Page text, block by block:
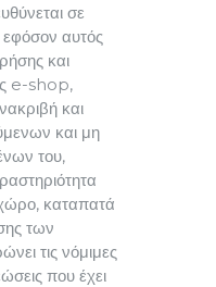
σε
αυτός
και
e-shop,
και
και μη
του,
καταπατά
των
τις νόμιμες
που έχει